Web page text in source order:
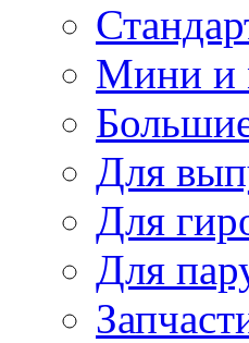
Мини и
Для
Для
Для